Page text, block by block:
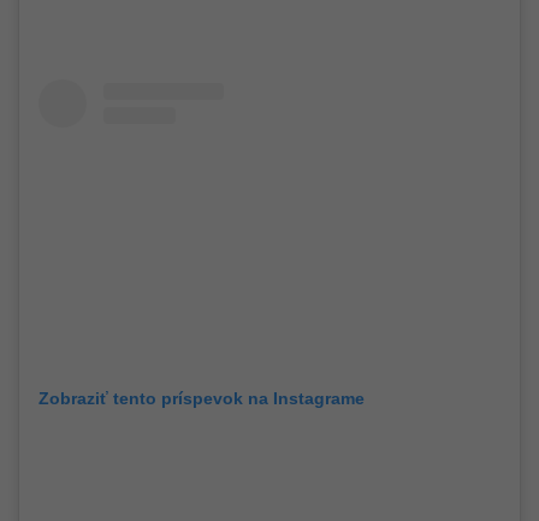
Zobraziť tento príspevok na Instagrame